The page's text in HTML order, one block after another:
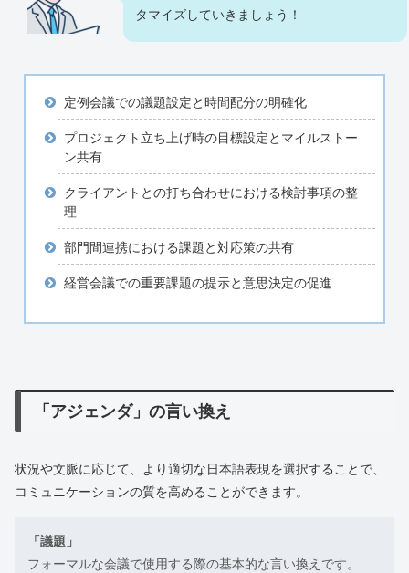
タマイズしていきましょう！
定例会議での議題設定と時間配分の明確化
プロジェクト立ち上げ時の目標設定とマイルストー
ン共有
クライアントとの打ち合わせにおける検討事項の整
理
部門間連携における課題と対応策の共有
経営会議での重要課題の提示と意思決定の促進
「アジェンダ」の言い換え
状況や文脈に応じて、より適切な日本語表現を選択することで、
コミュニケーションの質を高めることができます。
「議題」
フォーマルな会議で使用する際の基本的な言い換えです。